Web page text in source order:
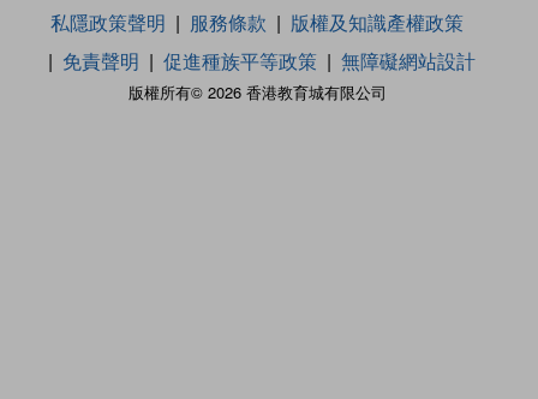
版權所有© 2026 香港教育城有限公司
私隱政策聲明 服務條款
版權及知識產權政策
免責聲明
促進種族平等政策 無障礙網站設計